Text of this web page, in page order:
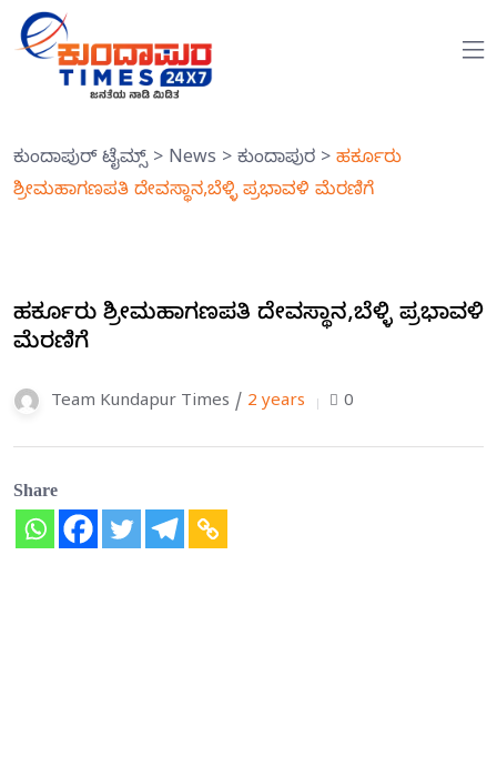
ಕುಂದಾಪುರ್ ಟೈಮ್ಸ್> News > ಕುಂದಾಪುರ > ಹರ್ಕೂರು
ಶ್ರೀಮಹಾಗಣಪತಿ ದೇವಸ್ಥಾನ,ಬೆಳ್ಳಿ ಪ್ರಭಾವಳಿ ಮೆರಣಿಗೆ
ಹರ್ಕೂರು ಶ್ರೀಮಹಾಗಣಪತಿ ದೇವಸ್ಥಾನ,ಬೆಳ್ಳಿ ಪ್ರಭಾವಳಿ
ಮೆರಣಿಗೆ
Team Kundapur Times / 2 years 0
Share